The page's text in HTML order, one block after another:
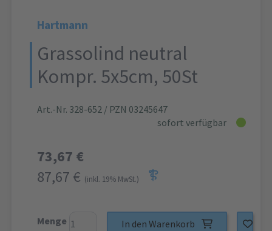
Hartmann
Grassolind neutral
Kompr. 5x5cm, 50St
Art.-Nr. 328-652 / PZN 03245647
sofort verfügbar
73,67 €
87,67 € (inkl. 19% MwSt.)
Menge In den Warenkorb